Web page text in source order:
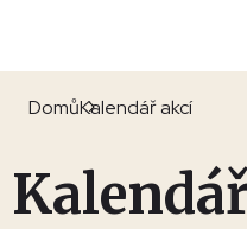
DomůKalendář akcí